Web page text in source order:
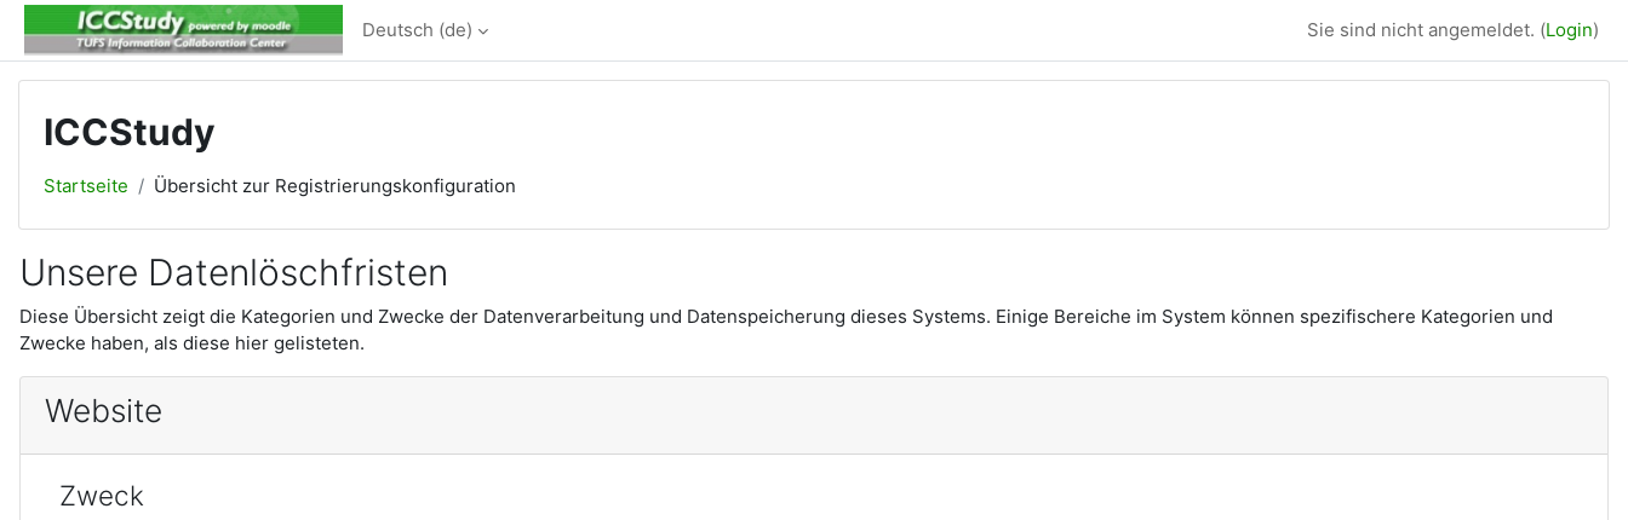
Zum Hauptinhalt
Deutsch ‎(de)‎ Sie sind nicht angemeldet. (Login)
ICCStudy
Startseite Übersicht zur Registrierungskonfiguration
Unsere Datenlöschfristen
Diese Übersicht zeigt die Kategorien und Zwecke der Datenverarbeitung und Datenspeicherung dieses Systems. Einige Bereiche im System können spezifischere Kategorien und
Zwecke haben, als diese hier gelisteten.
Website
Zweck